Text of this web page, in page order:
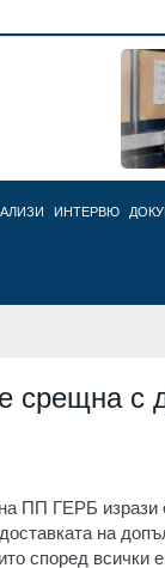
ИНТЕРВЮ
срещна с
ПП ГЕРБ изрази
на
според всички